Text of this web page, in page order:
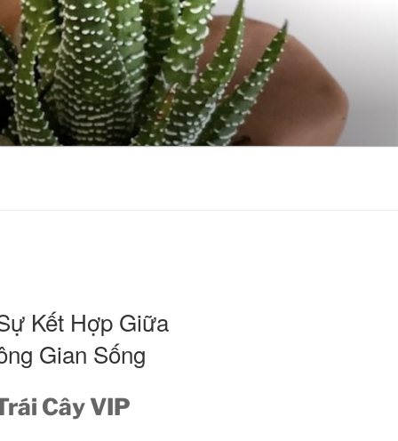
Kết Hợp Giữa
Gian Sống
Cây VIP